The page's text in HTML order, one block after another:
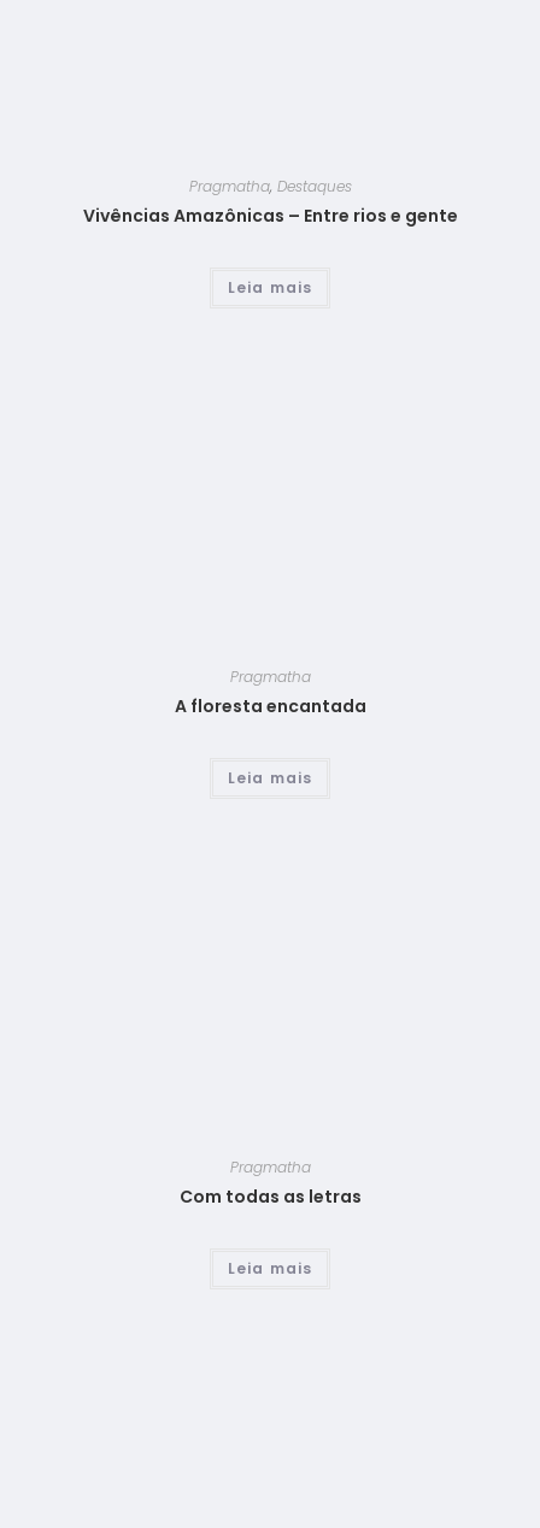
Pragmatha, Destaques
Vivências Amazônicas – Entre rios e gente
Leia mais
Pragmatha
A floresta encantada
Leia mais
Pragmatha
Com todas as letras
Leia mais